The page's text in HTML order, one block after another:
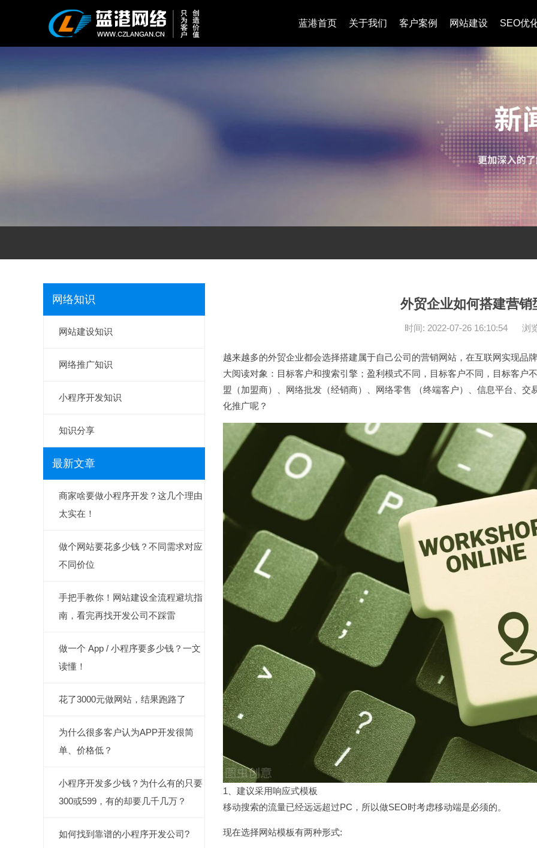
蓝港首页 关于我们 客户案例 网站建设 SEO优
网络知识
网站建设知识
网络推广知识
小程序开发知识
知识分享
最新文章
商家啥要做小程序开发？这几个理由
太实在！
做个网站要花多少钱？不同需求对应
不同价位
手把手教你！网站建设全流程避坑指
南，看完再找开发公司不踩雷
做一个 App / 小程序要多少钱？一文
读懂！
花了3000元做网站，结果跑路了
为什么很多客户认为APP开发很简
单、价格低？
小程序开发多少钱？为什么有的只要
300或599，有的却要几千几万？
如何找到靠谱的小程序开发公司?
外贸企业如何搭建营销
时间: 2022-07-26 16:10:54 浏
越来越多的外贸企业都会选择搭建属于自己公司的营销网站，在互联网实现品
大阅读对象：目标客户和搜索引擎；盈利模式不同，目标客户不同，目标客户
盟（加盟商）、网络批发（经销商）、网络零售 （终端客户）、信息平台、
化推广呢？
1、建议采用响应式模板
移动搜索的流量已经远远超过PC，所以做SEO时考虑移动端是必须的。
现在选择网站模板有两种形式: